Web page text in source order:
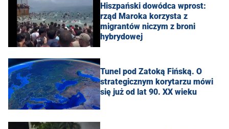
Hiszpański dowódca wprost:
rząd Maroka korzysta z
migrantów niczym z broni
hybrydowej
Tunel pod Zatoką Fińską. O
strategicznym korytarzu mówi
się już od lat 90. XX wieku